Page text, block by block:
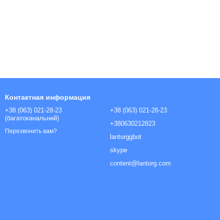
Контактная информация
+38 (063) 021-28-23
(багатоканальний)
Перезвонить вам?
+38 (063) 021-28-23
+380630212823
lantorggbot
skype
content@lantorg.com